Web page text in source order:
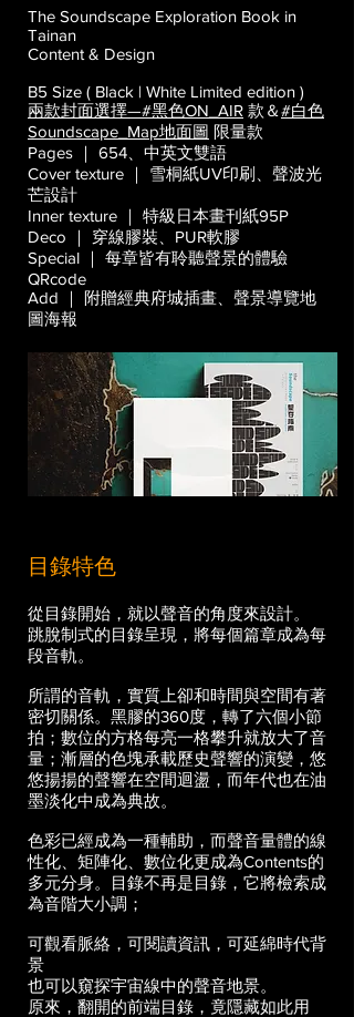
The Soundscape Exploration Book in
Tainan
Content & Design
B5 Size ( Black | White Limited edition )
兩款封面選擇—#黑色ON_AIR 款＆#白色
Soundscape_Map地面圖 限量款
Pages ｜ 654、中英文雙語
Cover texture ｜ 雪桐紙UV印刷、聲波光
芒設計
Inner texture ｜ 特級日本畫刊紙95P
Deco ｜ 穿線膠裝、PUR軟膠
Special ｜ 每章皆有聆聽聲景的體驗
QRcode
Add ｜ 附贈經典府城插畫、聲景導覽地
圖海報
​目錄特色
從目錄開始，就以聲音的角度來設計。
跳脫制式的目錄呈現，將每個篇章成為每
段音軌。
所謂的音軌，實質上卻和時間與空間有著
密切關係。黑膠的360度，轉了六個小節
拍；數位的方格每亮一格攀升就放大了音
量；漸層的色塊承載歷史聲響的演變，悠
悠揚揚的聲響在空間迴盪，而年代也在油
墨淡化中成為典故。
色彩已經成為一種輔助，而聲音量體的線
性化、矩陣化、數位化更成為Contents的
多元分身。目錄不再是目錄，它將檢索成
為音階大小調；
可觀看脈絡，可閱讀資訊，可延綿時代背
景
也可以窺探宇宙線中的聲音地景。
原來，翻開的前端目錄，竟隱藏如此用